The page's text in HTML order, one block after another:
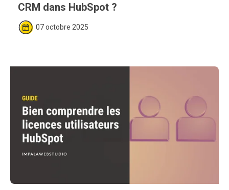
CRM dans HubSpot ?
07 octobre 2025